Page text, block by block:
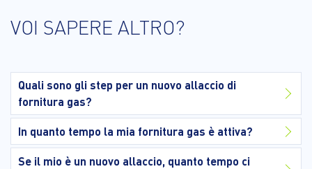
VOI SAPERE ALTRO?
Quali sono gli step per un nuovo allaccio di
fornitura gas?
In quanto tempo la mia fornitura gas è attiva?
Se il mio è un nuovo allaccio, quanto tempo ci